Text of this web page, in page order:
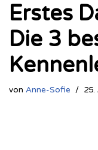
Erstes
Die 3
von Anne-Sofie 25.